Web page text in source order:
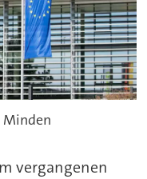
vergangenen